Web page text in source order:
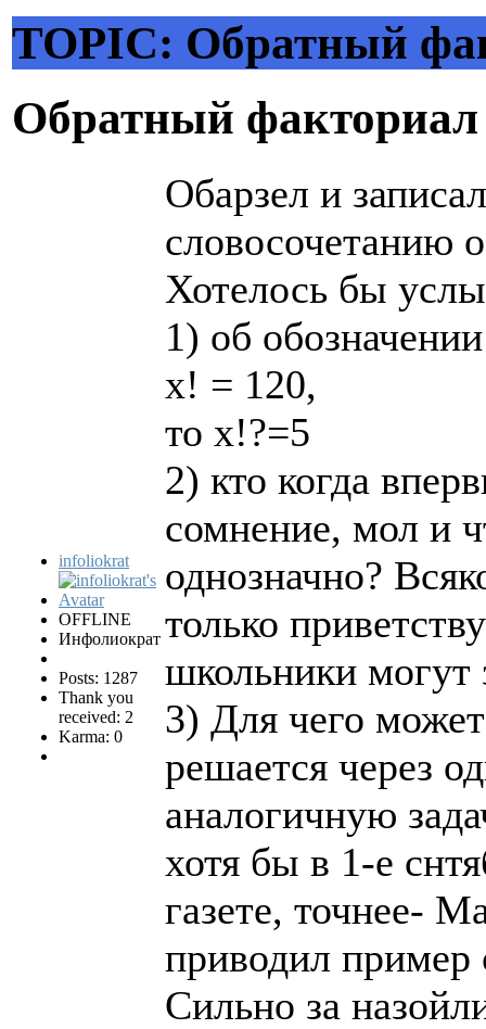
TOPIC: Обратный
Обратный
infoliokrat
OFFLINE
Инфолиократ
Posts: 1287
Thank you
received: 2
Karma: 0
Обарзел и
словосочетанию
Хотелось бы
1) об
х! = 120,
то х!?=5
2) кто когда
сомнение, мол и
однозначно?
только
школьники могут
3) Для чего
решается через
аналогичную
хотя бы в 1-е
газете, точнее-
приводил
Сильно за